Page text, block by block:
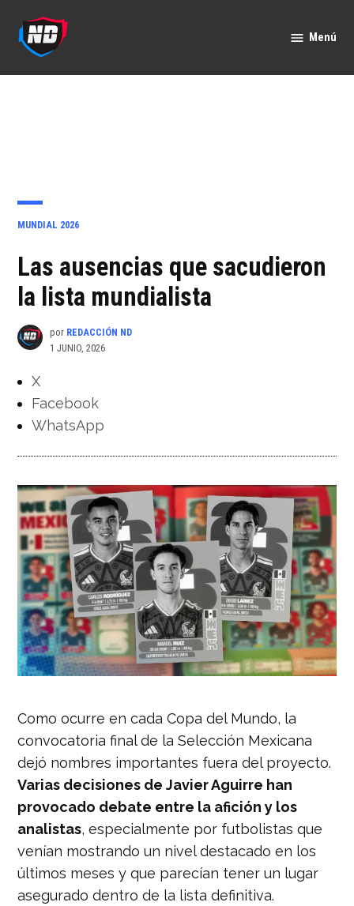
contenido
Menú
PUBLICADO
MUNDIAL 2026
Las ausencias que sacudieron
la lista mundialista
por REDACCIÓN ND
1 JUNIO, 2026
X
Facebook
WhatsApp
Como ocurre en cada Copa del Mundo, la
convocatoria final de la Selección Mexicana
dejó nombres importantes fuera del proyecto.
Varias decisiones de Javier Aguirre han
provocado debate entre la afición y los
analistas, especialmente por futbolistas que
venían mostrando un nivel destacado en los
últimos meses y que parecían tener un lugar
asegurado dentro de la lista definitiva.